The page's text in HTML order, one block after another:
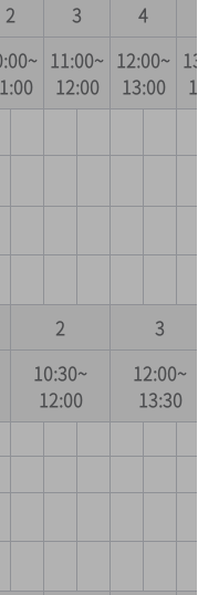
2 3 4
11:00~
12:00
12:00~
13:00
2 3
10:30~
12:00
12:00~
13:30